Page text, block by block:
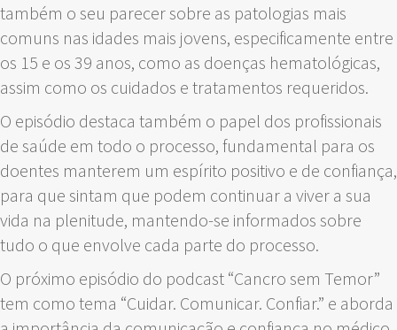
também o seu parecer sobre as patologias mais
comuns nas idades mais jovens, especificamente entre
os 15 e os 39 anos, como as doenças hematológicas,
assim como os cuidados e tratamentos requeridos.
O episódio destaca também o papel dos profissionais
de saúde em todo o processo, fundamental para os
doentes manterem um espírito positivo e de confiança,
para que sintam que podem continuar a viver a sua
vida na plenitude, mantendo-se informados sobre
tudo o que envolve cada parte do processo.
O próximo episódio do podcast “Cancro sem Temor”
tem como tema “Cuidar. Comunicar. Confiar.” e aborda